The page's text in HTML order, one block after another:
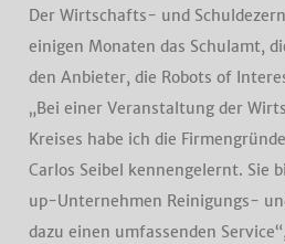
Der Wirtschafts- und
einigen Monaten das Schulamt,
den Anbieter, die Robots of
„Bei einer Veranstaltung der
Kreises habe ich die
Carlos Seibel kennengelernt. Sie
up-Unternehmen Reinigungs-
dazu einen umfassenden